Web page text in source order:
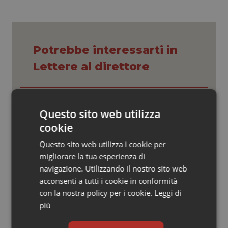
Oncologia & Nutrizione
Quotidiano Cardiologia
Quotidiano Chirurgia
Quotidiano Oncologia
Quotidiano Pediatria
Rene & patologie urogenitali
Potrebbe interessarti in
Lettere al direttore
avvelenati del neocorporativismo
Tslb e Tsrm: una scelta politica, non
tecnica
Pandemie, resilienza e prescrizione
Questo sito web utilizza
cookie
Questo sito web utilizza i cookie per
migliorare la tua esperienza di
navigazione. Utilizzando il nostro sito web
acconsenti a tutti i cookie in conformità
con la nostra policy per i cookie. Leggi di
più